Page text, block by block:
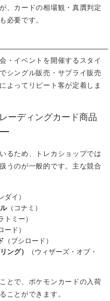
、カードの相場観・真贋判定
必要です。
・イベントを開催するスタイ
シングル販売・サプライ販売
よってリピート客が定着しま
ーディングカード商品
るため、トレカショップでは
うのが一般的です。主な競合
ダイ）
（コナミ）
トミー）
ード）
（ブシロード）
ング）
（ウィザーズ・オブ・
とで、ポケモンカードの入荷
ことができます。